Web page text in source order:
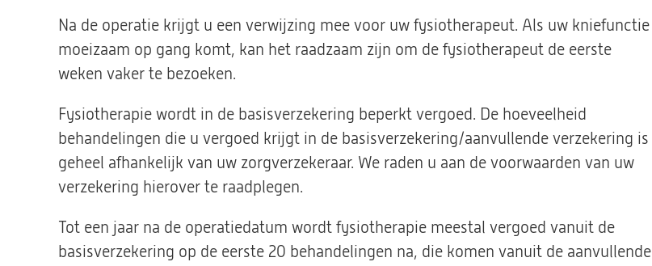
Na de operatie krijgt u een verwijzing mee voor uw fysiotherapeut. Als uw kniefunctie
moeizaam op gang komt, kan het raadzaam zijn om de fysiotherapeut de eerste
weken vaker te bezoeken.
Fysiotherapie wordt in de basisverzekering beperkt vergoed. De hoeveelheid
behandelingen die u vergoed krijgt in de basisverzekering/aanvullende verzekering is
geheel afhankelijk van uw zorgverzekeraar. We raden u aan de voorwaarden van uw
verzekering hierover te raadplegen.
Tot een jaar na de operatiedatum wordt fysiotherapie meestal vergoed vanuit de
basisverzekering op de eerste 20 behandelingen na, die komen vanuit de aanvullende